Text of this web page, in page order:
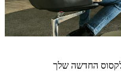
ללקסוס החדשה שלך